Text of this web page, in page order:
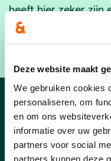
Deze website maakt
We gebruiken cookies
personaliseren, om
en om ons
informatie over uw
partners voor social
partners kunnen deze
heeft hier zeker zijn
de gemeente moet
ondersteunende rol